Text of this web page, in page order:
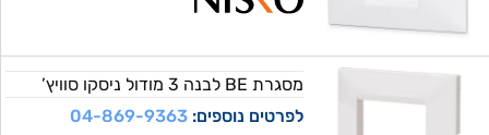
מסגרת BE לבנה 3 מודול ניסקו סוויץ’
לפרטים נוספים:04-869-9363